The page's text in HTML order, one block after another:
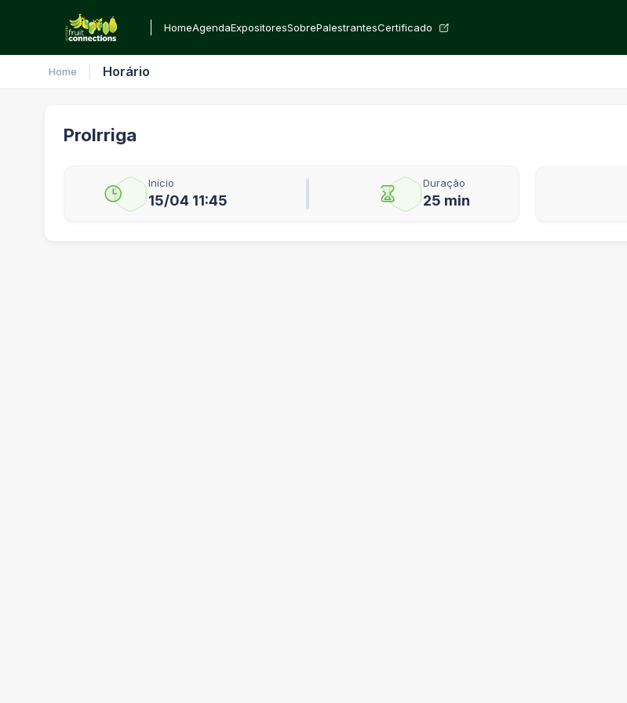
HomeAgendaExpositoresSobrePalestrantesCertificado
Home Horário
ProIrriga
Início
15/04 11:45
Duração
25 min